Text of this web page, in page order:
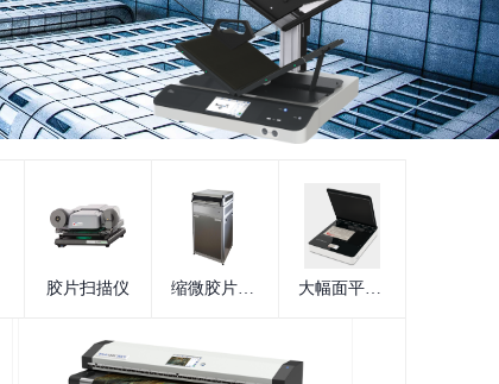
胶片扫描仪 缩微胶片存档机 大幅面平板扫描仪